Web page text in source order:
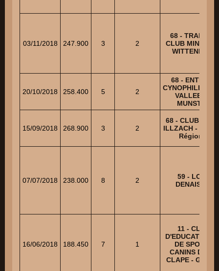
03/11/2018 247.900 3 2
68 - TRAINING
CLUB MINIER
WITTENHEIM
20/10/2018 258.400 5 2
68 - ENTENTE
CYNOPHILE DE
VALLEE DE
MUNSTER
15/09/2018 268.900 3 2
68 - CLUB
ILLZACH -
Régional
07/07/2018 238.000 8 2
59 - LOUP
DENAISIEN
16/06/2018 188.450 7 1
11 - CLUB
D'EDUCATION
DE SPORTS
CANINS DE LA
CLAPE - GP